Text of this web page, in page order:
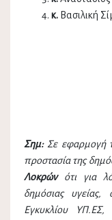
κ. Βασιλική
Σημ:Σε εφαρμογή
προστασία της
Λοκρώνότι για
δημόσιας
Εγκυκλίου ΥΠ.ΕΣ,